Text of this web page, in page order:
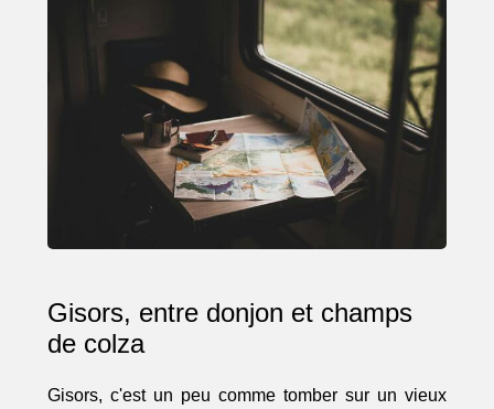
Gisors, entre donjon et champs
de colza
Gisors, c'est un peu comme tomber sur un vieux